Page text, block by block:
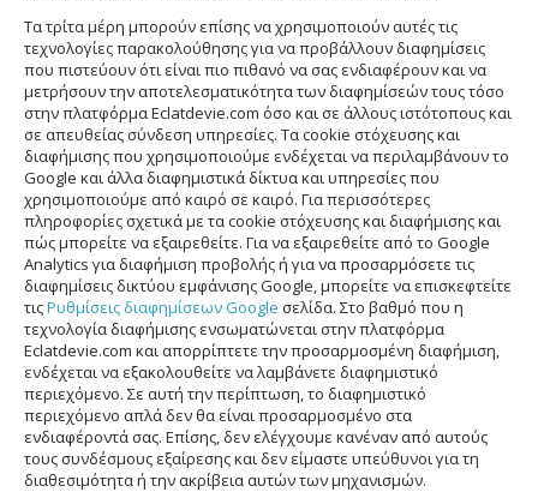
Τα τρίτα μέρη μπορούν επίσης να χρησιμοποιούν αυτές τις
τεχνολογίες παρακολούθησης για να προβάλλουν διαφημίσεις
που πιστεύουν ότι είναι πιο πιθανό να σας ενδιαφέρουν και να
μετρήσουν την αποτελεσματικότητα των διαφημίσεών τους τόσο
στην πλατφόρμα Eclatdevie.com όσο και σε άλλους ιστότοπους και
σε απευθείας σύνδεση υπηρεσίες. Τα cookie στόχευσης και
διαφήμισης που χρησιμοποιούμε ενδέχεται να περιλαμβάνουν το
Google και άλλα διαφημιστικά δίκτυα και υπηρεσίες που
χρησιμοποιούμε από καιρό σε καιρό. Για περισσότερες
πληροφορίες σχετικά με τα cookie στόχευσης και διαφήμισης και
πώς μπορείτε να εξαιρεθείτε. Για να εξαιρεθείτε από το Google
Analytics για διαφήμιση προβολής ή για να προσαρμόσετε τις
διαφημίσεις δικτύου εμφάνισης Google, μπορείτε να επισκεφτείτε
τιςΡυθμίσεις διαφημίσεων Google σελίδα. Στο βαθμό που η
τεχνολογία διαφήμισης ενσωματώνεται στην πλατφόρμα
Eclatdevie.com και απορρίπτετε την προσαρμοσμένη διαφήμιση,
ενδέχεται να εξακολουθείτε να λαμβάνετε διαφημιστικό
περιεχόμενο. Σε αυτή την περίπτωση, το διαφημιστικό
περιεχόμενο απλά δεν θα είναι προσαρμοσμένο στα
ενδιαφέροντά σας. Επίσης, δεν ελέγχουμε κανέναν από αυτούς
τους συνδέσμους εξαίρεσης και δεν είμαστε υπεύθυνοι για τη
διαθεσιμότητα ή την ακρίβεια αυτών των μηχανισμών.